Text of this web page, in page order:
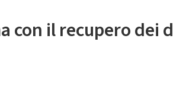
con il recupero dei